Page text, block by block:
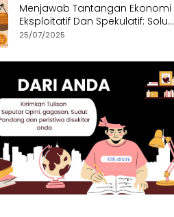
Menjawab Tantangan Ekonomi
Eksploitatif Dan Spekulatif: Solusi
Etis dan Berkeadilan
25/07/2025